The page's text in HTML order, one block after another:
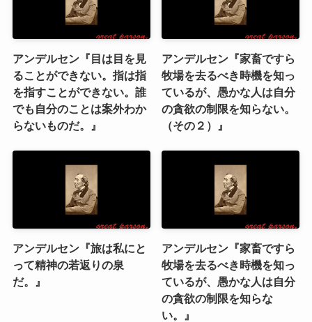
アンデルセン『目は目を見
ることができない。指は指
を指すことができない。誰
でも自分のことは案外わか
らないものだ。』
アンデルセン『家畜ですら
牧場を去るべき時機を知っ
ているが、愚かな人は自分
の貪欲の制限を知らない。
（その２）』
アンデルセン『旅は私にと
って精神の若返りの泉
だ。』
アンデルセン『家畜ですら
牧場を去るべき時機を知っ
ているが、愚かな人は自分
の貪欲の制限を知らな
い。』